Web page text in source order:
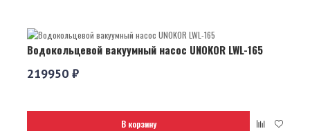
Водокольцевой вакуумный насос UNOKOR LWL-165
219950 ₽
В корзину